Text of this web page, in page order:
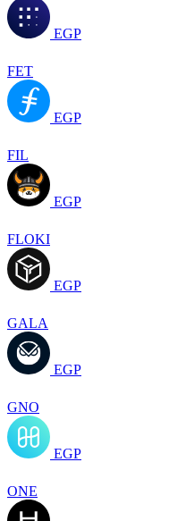
EGP
FET
EGP
FIL
EGP
FLOKI
EGP
GALA
EGP
GNO
EGP
ONE